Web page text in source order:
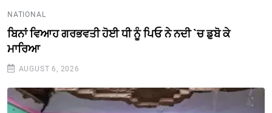
NATIONAL
ਬਿਨਾਂ ਵਿਆਹ ਗਰਭਵਤੀ ਹੋਈ ਧੀ ਨੂੰ ਪਿਓ ਨੇ ਨਦੀ `ਚ ਡੁਬੋ ਕੇ
ਮਾਰਿਆ
AUGUST 6, 2026